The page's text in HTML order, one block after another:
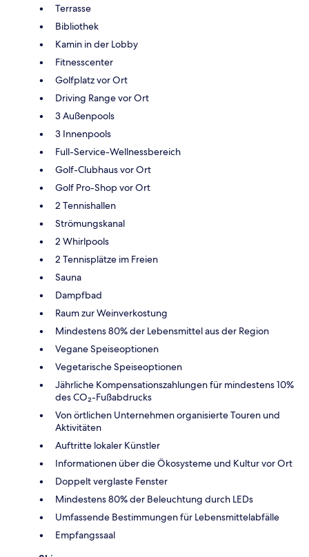
Terrasse
Bibliothek
Kamin in der Lobby
Fitnesscenter
Golfplatz vor Ort
Driving Range vor Ort
3 Außenpools
3 Innenpools
Full-Service-Wellnessbereich
Golf-Clubhaus vor Ort
Golf Pro-Shop vor Ort
2 Tennishallen
Strömungskanal
2 Whirlpools
2 Tennisplätze im Freien
Sauna
Dampfbad
Raum zur Weinverkostung
Mindestens 80% der Lebensmittel aus der Region
Vegane Speiseoptionen
Vegetarische Speiseoptionen
Jährliche Kompensationszahlungen für mindestens 10%
des CO₂-Fußabdrucks
Von örtlichen Unternehmen organisierte Touren und
Aktivitäten
Auftritte lokaler Künstler
Informationen über die Ökosysteme und Kultur vor Ort
Doppelt verglaste Fenster
Mindestens 80% der Beleuchtung durch LEDs
Umfassende Bestimmungen für Lebensmittelabfälle
Empfangssaal